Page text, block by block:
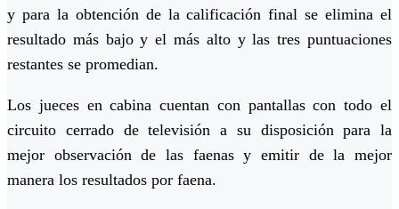
y para la obtención de la calificación final se elimina el
resultado más bajo y el más alto y las tres puntuaciones
restantes se promedian.
Los jueces en cabina cuentan con pantallas con todo el
circuito cerrado de televisión a su disposición para la
mejor observación de las faenas y emitir de la mejor
manera los resultados por faena.